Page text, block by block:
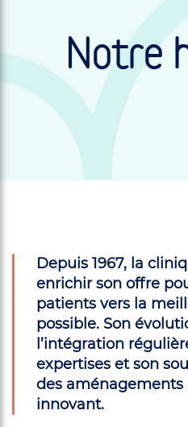
Notre
Depuis 1967, la
enrichir son offre
patients vers la
possible. Son
l’intégration
expertises et son
des aménagements
innovant.